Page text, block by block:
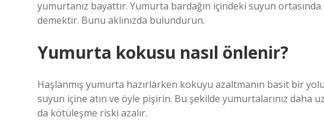
yumurtanız bayattır. Yumurta bardağın içindeki suyun
demektir. Bunu aklınızda bulundurun.
Yumurta kokusu nasıl önlenir?
Haşlanmış yumurta hazırlarken kokuyu azaltmanın basit bir
suyun içine atın ve öyle pişirin. Bu şekilde yumurtalarınız daha
da kötüleşme riski azalır.